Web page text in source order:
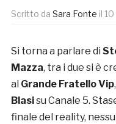
Scritto da Sara Fonte il
Si torna a parlare di
Mazza, tra i due si è
al Grande Fratello Vip
Blasisu Canale 5.
finale del reality,